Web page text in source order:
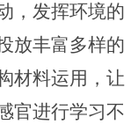
，发挥环境的
放丰富多样的
材料运用， 让
官进行学习不